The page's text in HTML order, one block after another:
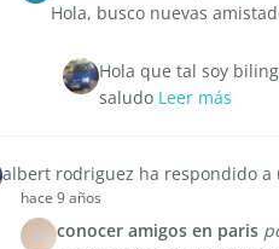
Hola, busco nuevas
Hola que tal soy
saludo Leer más
albert rodriguez ha respondido a
hace 9 años
conocer amigos en paris